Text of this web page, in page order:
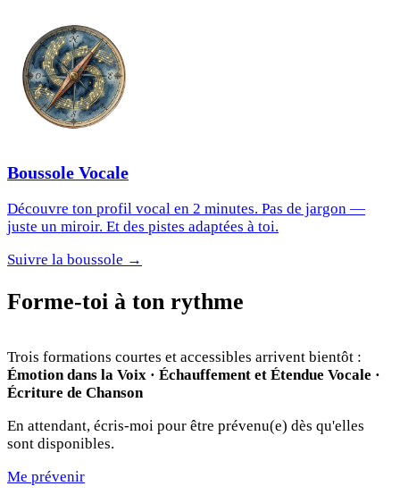
Boussole Vocale
Découvre ton profil vocal en 2 minutes. Pas de jargon —
juste un miroir. Et des pistes adaptées à toi.
Suivre la boussole →
Forme-toi à ton rythme
Trois formations courtes et accessibles arrivent bientôt :
Émotion dans la Voix · Échauffement et Étendue Vocale ·
Écriture de Chanson
En attendant, écris-moi pour être prévenu(e) dès qu'elles
sont disponibles.
Me prévenir